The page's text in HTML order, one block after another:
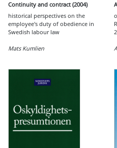
Continuity and contract (2004)
historical perspectives on the
employee's duty of obedience in
Swedish labour law
Mats Kumlien